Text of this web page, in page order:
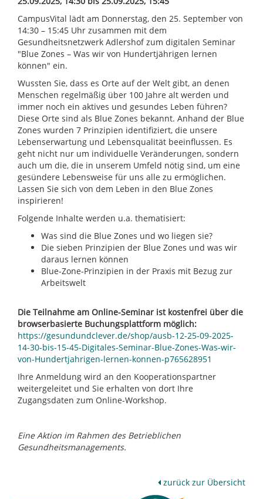
CampusVital lädt am Donnerstag, den 25. September von
14:30 – 15:45 Uhr zusammen mit dem
Gesundheitsnetzwerk Adlershof zum digitalen Seminar
"Blue Zones – Was wir von Hundertjährigen lernen
können" ein.
Wussten Sie, dass es Orte auf der Welt gibt, an denen
Menschen regelmäßig über 100 Jahre alt werden und
immer noch ein aktives und gesundes Leben führen?
Diese Orte sind als Blue Zones bekannt. Anhand der Blue
Zones wurden 7 Prinzipien identifiziert, die unsere
Lebenserwartung und Lebensqualität beeinflussen. Es
geht nicht nur um individuelle Veränderungen, sondern
auch um die, die in unserem Umfeld nötig sind, um eine
gesündere Lebensweise für uns alle zu ermöglichen.
Lassen Sie sich von dem Leben in den Blue Zones
inspirieren!
Folgende Inhalte werden u.a. thematisiert:
Was sind die Blue Zones und wo liegen sie?
Die sieben Prinzipien der Blue Zones und was wir
daraus lernen können
Blue-Zone-Prinzipien in der Praxis mit Bezug zur
Arbeitswelt
Die Teilnahme am Online-Seminar ist kostenfrei über die
browserbasierte Buchungsplattform möglich:
https://gesundundclever.de/shop/ausb-12-25-09-2025-
14-30-bis-15-45-Digitales-Seminar-Blue-Zones-Was-wir-
von-Hundertjahrigen-lernen-konnen-p765628951
Ihre Anmeldung wird an den Kooperationspartner
weitergeleitet und Sie erhalten von dort Ihre
Zugangsdaten zum Online-Workshop.
Eine Aktion im Rahmen des Betrieblichen
Gesundheitsmanagements.
zurück zur Übersicht